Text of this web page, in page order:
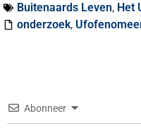
Buitenaards Leven, Het
onderzoek,
Abonneer